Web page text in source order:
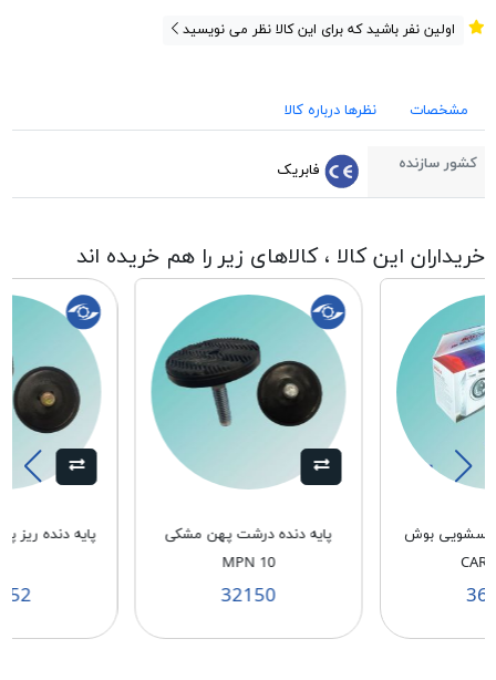
اولین نفر باشید که برای این کالا نظر می نویسید
مشخصات نظرها درباره کالا
کشور سازنده فابریک
خریداران این کالا ، کالاهای زیر را هم خریده اند
بوش
پایه دنده درشت پهن مشکی
MPN 10
32150